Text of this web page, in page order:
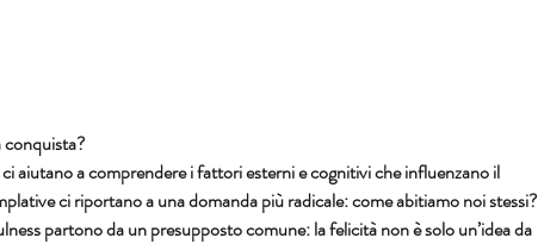
ci aiutano a comprendere i fattori esterni e cognitivi che influenzano il
ci riportano a una domanda più radicale: come abitiamo noi stessi?
partono da un presupposto comune: la felicità non è solo un’idea da